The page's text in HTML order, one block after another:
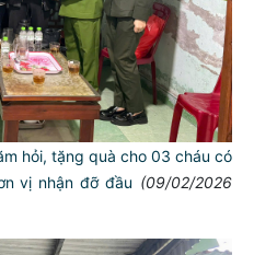
hỏi, tặng quà cho 03 cháu có
vị nhận đỡ đầu (09/02/2026